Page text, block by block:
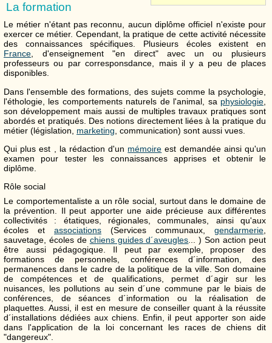
La formation
Le métier n'étant pas reconnu, aucun diplôme officiel n'existe pour
exercer ce métier. Cependant, la pratique de cette activité nécessite
des connaissances spécifiques. Plusieurs écoles existent en
France , d'enseignement "en direct" avec un ou plusieurs
professeurs ou par corresponsdance, mais il y a peu de places
disponibles.
Dans l'ensemble des formations, des sujets comme la psychologie,
l'éthologie, les comportements naturels de l'animal, sa physiologie
son développement mais aussi de multiples travaux pratiques sont
abordés et pratiqués. Des notions directement liées à la pratique du
métier (législation, marketing , communication) sont aussi vues.
Qui plus est , la rédaction d'un mémoire est demandée ainsi qu'un
examen pour tester les connaissances apprises et obtenir le
diplôme.
Rôle social
Le comportementaliste a un rôle social, surtout dans le domaine de
la prévention. Il peut apporter une aide précieuse aux différentes
collectivités : étatiques, régionales, communales, ainsi qu'aux
écoles et associations (Services communaux, gendarmerie,
sauvetage, écoles de chiens guides d´aveugles... ) Son action peut
être aussi pédagogique. Il peut par exemple, proposer des
formations de personnels, conférences d´information, des
permanences dans le cadre de la politique de la ville. Son domaine
de compétences et de qualifications, permet d´agir sur les
nuisances, les pollutions au sein d´une commune par le biais de
conférences, de séances d´information ou la réalisation de
plaquettes. Aussi, il est en mesure de conseiller quant à la réussite
d´installations dédiées aux chiens. Enfin, il peut apporter son aide
dans l'application de la loi concernant les races de chiens dit
"dangereux".